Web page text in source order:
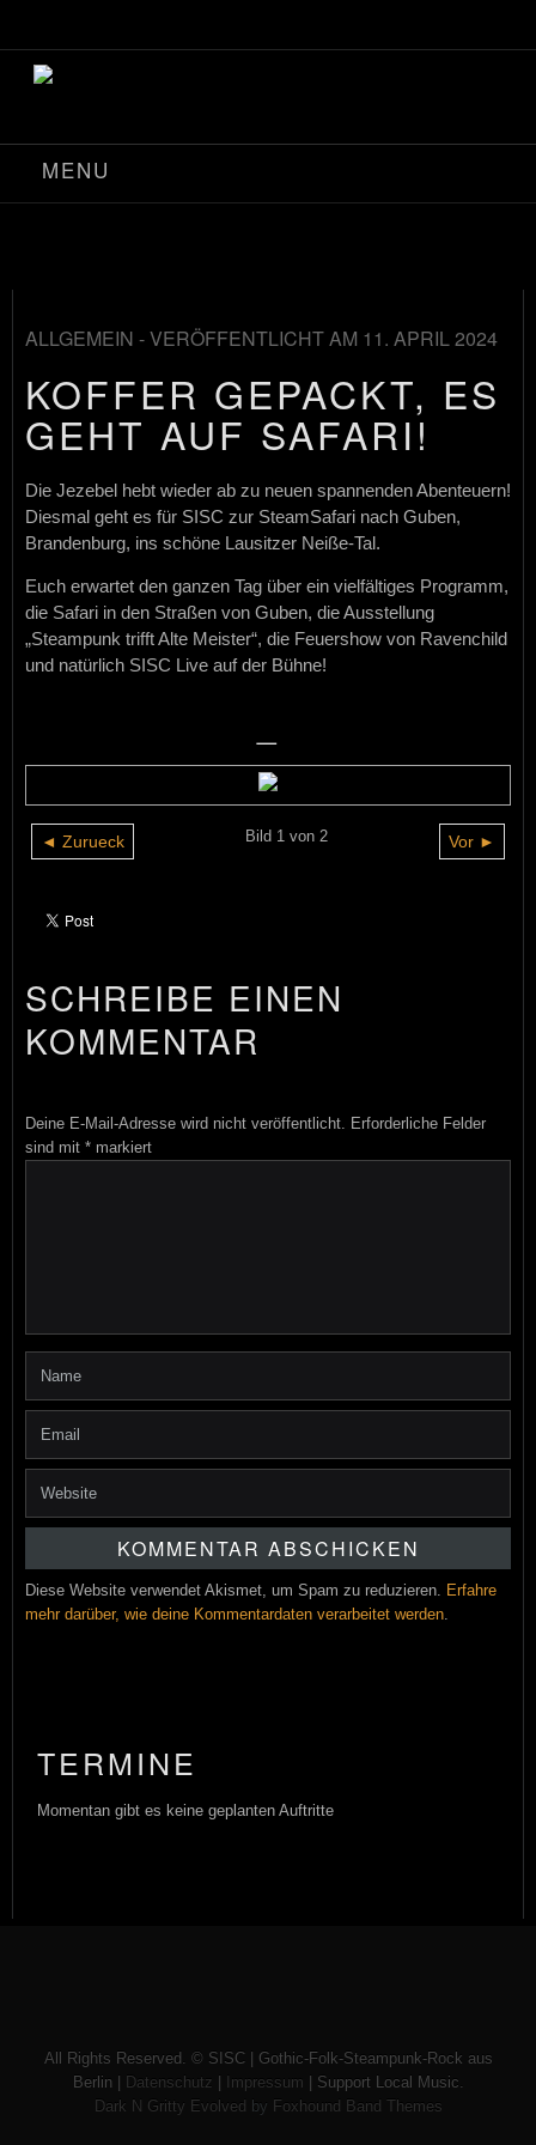
MENU
ALLGEMEIN - VERÖFFENTLICHT AM 11. APRIL 2024
KOFFER GEPACKT, ES
GEHT AUF SAFARI!
Die Jezebel hebt wieder ab zu neuen spannenden Abenteuern!
Diesmal geht es für SISC zur SteamSafari nach Guben,
Brandenburg, ins schöne Lausitzer Neiße-Tal.
Euch erwartet den ganzen Tag über ein vielfältiges Programm,
die Safari in den Straßen von Guben, die Ausstellung
„Steampunk trifft Alte Meister“, die Feuershow von Ravenchild
und natürlich SISC Live auf der Bühne!
◄ Zurueck Vor ►
Bild 1 von 2
SCHREIBE EINEN
KOMMENTAR
Deine E-Mail-Adresse wird nicht veröffentlicht.
Erforderliche Felder
sind mit * markiert
Diese Website verwendet Akismet, um Spam zu reduzieren.
Erfahre
mehr darüber, wie deine Kommentardaten verarbeitet werden
TERMINE
Momentan gibt es keine geplanten Auftritte
All Rights Reserved. © SISC | Gothic-Folk-Steampunk-Rock aus
Berlin |
Datenschutz Impressum | Support Local Music.
Dark N Gritty Evolved by Foxhound Band Themes